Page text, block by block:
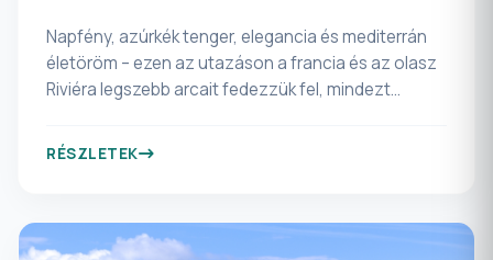
Napfény, azúrkék tenger, elegancia és mediterrán
életöröm – ezen az utazáson a francia és az olasz
Riviéra legszebb arcait fedezzük fel, mindezt
élményeké legyen a főszerep már az első pillanattól
fárasztó utazás helyett már az első napon
átadhatjuk magunkat a mediterrán hangulatnak.
RÉSZLETEK